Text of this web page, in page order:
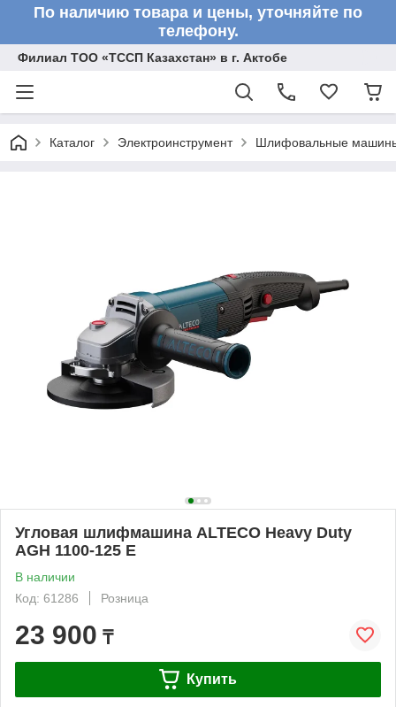
По наличию товара и цены, уточняйте по
телефону.
Филиал ТОО «ТССП Казахстан» в г. Актобе
Каталог Электроинструмент Шлифовальные
Угловая шлифмашина ALTECO Heavy Duty
AGH 1100-125 E
В наличии
Код: 61286
Розница
23 900 ₸
Купить